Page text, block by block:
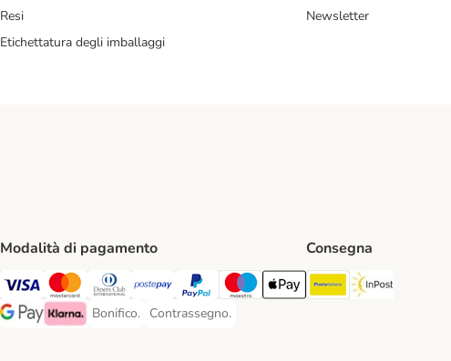
Resi
Etichettatura degli imballaggi
Newsletter
Modalità di pagamento
Visa. Payment Method
Mastercard. Payment Method
Diners Club. Payment Method
Postepay. Payment Method
PayPal. Payment Method
Maestro. Payment Method
Apple pay. Payment Method
Google Pay Payment Method
Klarna Payment Method
Bonifico.
Bonifico. Payment Method
Contrassegno.
Contrassegno. Payment Method
Consegna
Poste Italiane.